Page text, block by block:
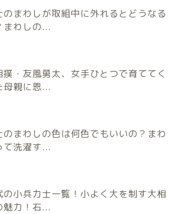
のまわしが取組中に外れるとどうなる
まわしの...
撲・友風勇太、女手ひとつで育ててく
母親に恩...
のまわしの色は何色でもいいの？まわ
て洗濯す...
の小兵力士一覧！小よく大を制す大相
魅力！石...